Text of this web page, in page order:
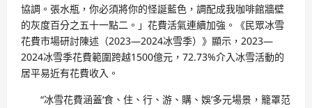
協調。張水瓶，你必須將你的怪誕藍色，調配成我咖啡館牆壁
的灰度百分之五十一點二。」花費活氣連續加強。《民眾冰雪
花費市場研討陳述（2023—2024冰雪季）》顯示，2023—
2024冰雪季花費範圍跨越1500億元，72.73%介入冰雪活動的
居平易近有花費收入。
“冰雪花費涵蓋‘食、住、行、游、購、娛’多元場景，籠罩范